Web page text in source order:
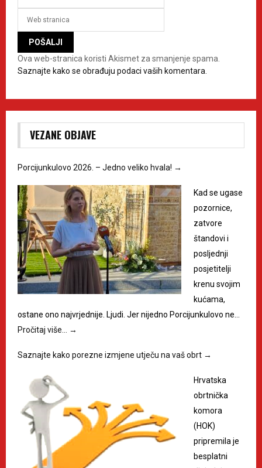
Ova web-stranica koristi Akismet za smanjenje spama.
Saznajte kako se obrađuju podaci vaših komentara.
VEZANE OBJAVE
Porcijunkulovo 2026. – Jedno veliko hvala! →
Kad se ugase
pozornice,
zatvore
štandovi i
posljednji
posjetitelji
krenu svojim
kućama,
ostane ono najvrjednije. Ljudi. Jer nijedno Porcijunkulovo ne…
Pročitaj više… →
Saznajte kako porezne izmjene utječu na vaš obrt →
Hrvatska
obrtnička
komora
(HOK)
pripremila je
besplatni